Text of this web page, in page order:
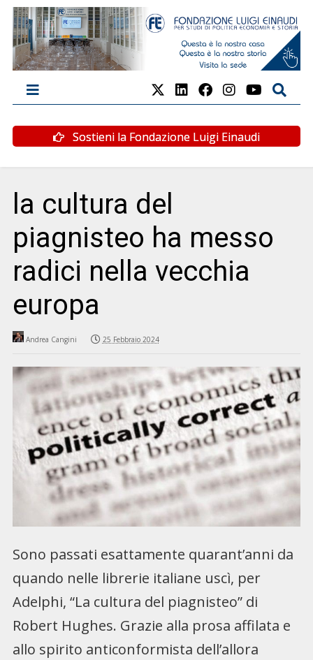
Sostieni la Fondazione Luigi Einaudi
la cultura del
piagnisteo ha messo
radici nella vecchia
europa
Andrea Cangini 25 Febbraio 2024
Sono passati esattamente quarant’anni da
quando nelle librerie italiane uscì, per
Adelphi, “La cultura del piagnisteo” di
Robert Hughes. Grazie alla prosa affilata e
allo spirito anticonformista dell’allora